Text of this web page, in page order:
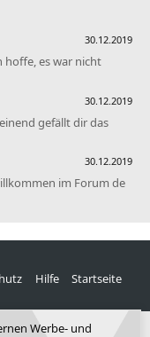
30.12.2019
hoffe, es war nicht
30.12.2019
gefällt dir das
30.12.2019
im Forum de
Hilfe Startseite
Werbe- und